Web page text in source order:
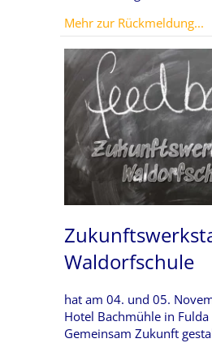
Mehr zur Rückmeldung...
Waldorfschule
hat am 04. und 05.
Hotel Bachmühle in
Gemeinsam Zukunft